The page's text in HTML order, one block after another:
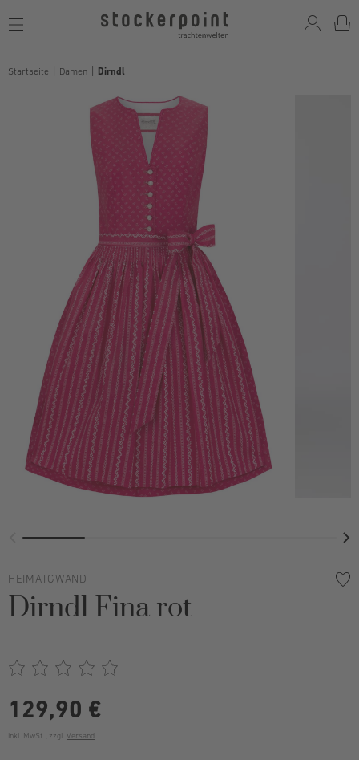
Toggle
Startseite Damen Dirndl
HEIMATGWAND
Dirndl Fina rot
129,90 €
inkl. MwSt. , zzgl. Versand